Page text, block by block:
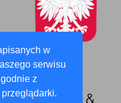
w
serwisu
z